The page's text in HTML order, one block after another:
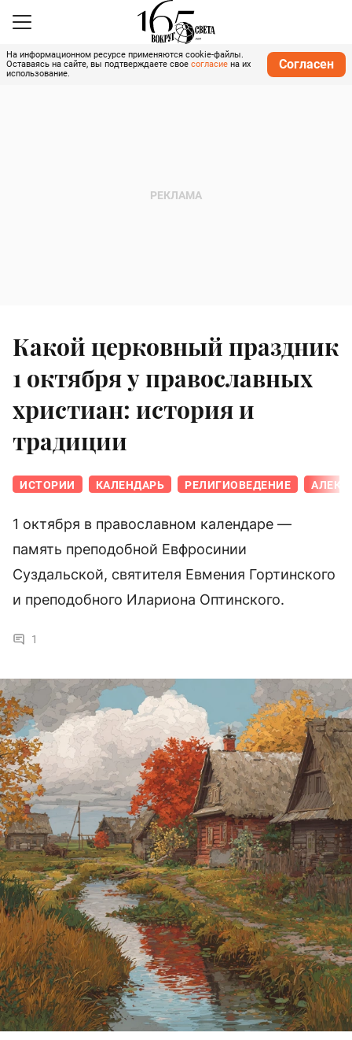
На информационном ресурсе применяются cookie-файлы.
Оставаясь на сайте, вы подтверждаете свое согласие на их
использование.
Согласен
Какой церковный праздник
1 октября у православных
христиан: история и
традиции
ИСТОРИИ КАЛЕНДАРЬ РЕЛИГИОВЕДЕНИЕ
1 октября в православном календаре —
память преподобной Евфросинии
Суздальской, святителя Евмения Гортинского
и преподобного Илариона Оптинского.
1